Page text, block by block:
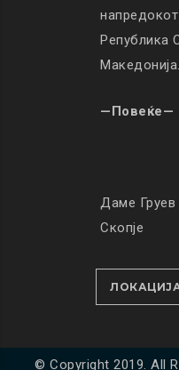
Република
Македонија.
—Повеќе—
Даме Груев
Скопје
© Copyright 2019. All